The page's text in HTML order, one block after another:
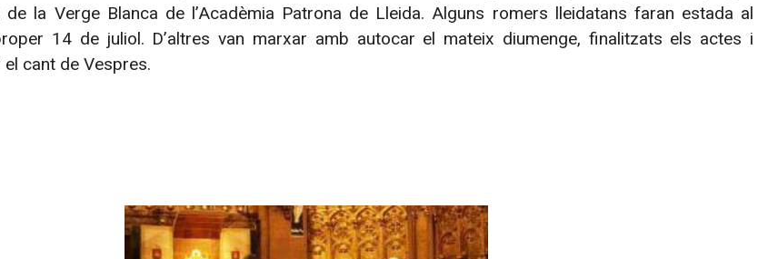
de la Verge Blanca de l’Acadèmia Patrona de Lleida. Alguns romers lleidatans faran estada al
14 de juliol. D’altres van marxar amb autocar el mateix diumenge, finalitzats els actes i
cant de Vespres.